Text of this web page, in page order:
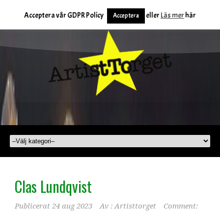
Clas Lundqvist
Publicerat 24 aug 2023 Av : Artisttorget
Comment:
Acceptera vår GDPR Policy Acceptera eller Läs mer här